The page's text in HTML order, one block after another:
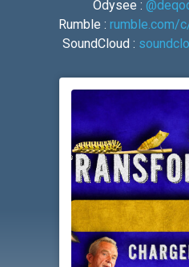
Odysee :
Rumble : rumble.com/
SoundCloud :